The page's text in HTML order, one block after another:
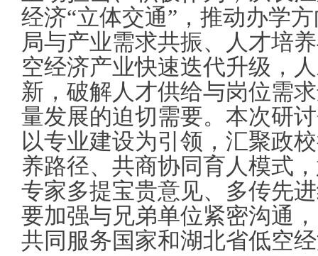
经济“立体交通”，推动办学
局与产业需求共振、人才培
空经济产业快速迭代升级，
新，破解人才供给与岗位需
量发展的迫切需要。本次研
以专业建设为引领，汇聚政
养路径、共商协同育人模式
专家多提宝贵意见、多传先
要加强与兄弟单位紧密沟通
共同服务国家和湖北省低空